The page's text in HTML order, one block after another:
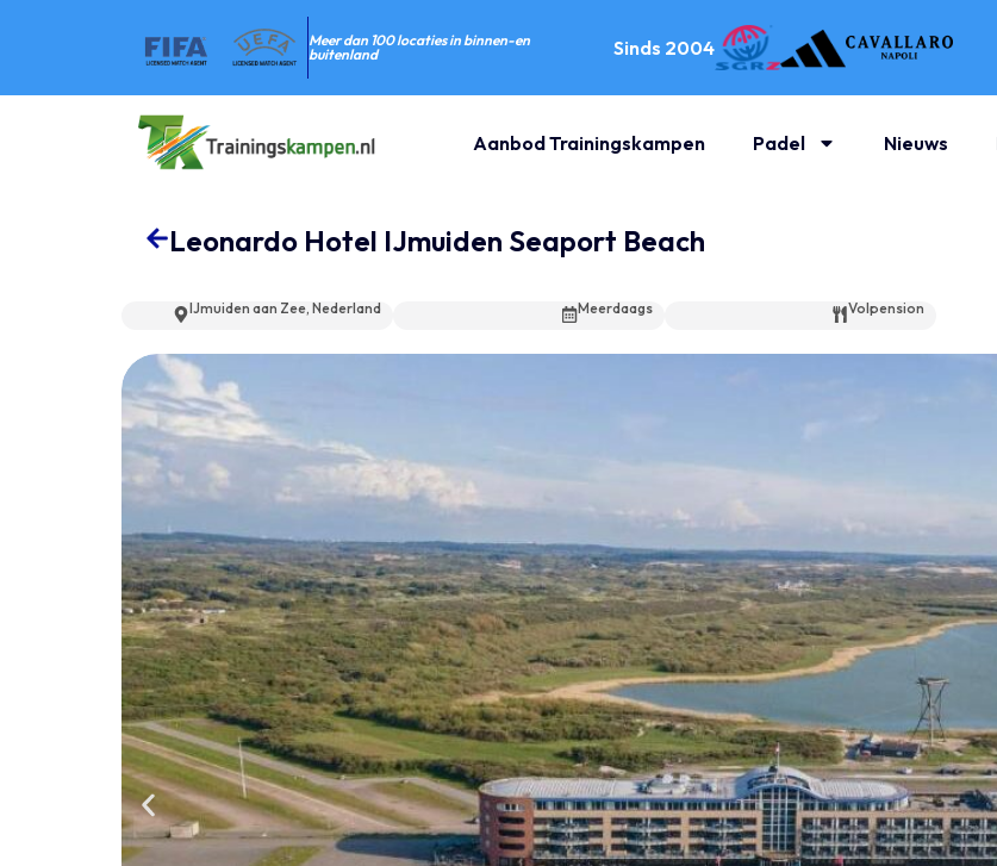
Meer dan 100 locaties in binnen-en
buitenland
Sinds 2004
Aanbod Trainingskampen Padel Nieuws
Leonardo Hotel IJmuiden Seaport Beach
IJmuiden aan Zee, Nederland Meerdaags Volpension